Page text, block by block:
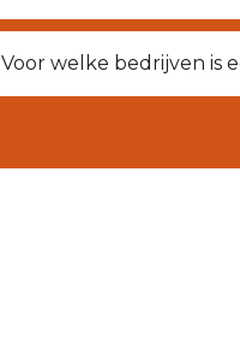
Voor welke bedrijven is